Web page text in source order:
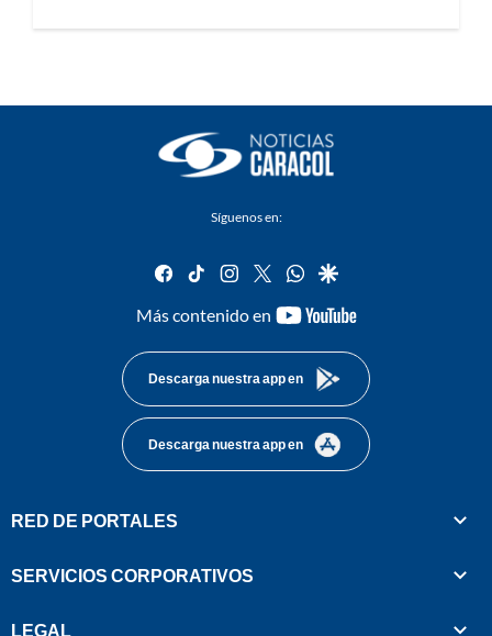
Síguenos en:
facebook
tiktok instagram
twitterwhatsapp
google
Más contenido en
youtube-
Descarga nuestra app en
Descarga nuestra app en
RED DE PORTALES
SERVICIOS CORPORATIVOS
LEGAL